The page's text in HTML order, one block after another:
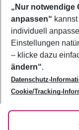
Footer
Footer navigation
Über uns
AGB
Bestpreisgarantie
Cookie-
Cookie-Richtlinie
Agenturbetreuung
Barrierefreies Reisen
FAQ
HanseMerkur
Folge uns
„Nur notwendige
anpassen“
individuell
Einstellungen
– klicke dazu
ändern“.
Datenschutz-
Cookie/Tracking-